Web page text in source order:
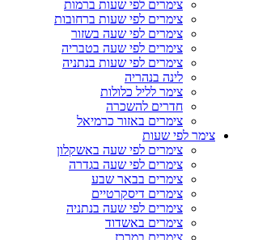
צימרים לפי שעות ברמות
צימרים לפי שעות ברחובות
צימרים לפי שעה בשזור
צימרים לפי שעה בטבריה
צימרים לפי שעות בנתניה
לינה בנהריה
צימר לליל כלולות
חדרים להשכרה
צימרים באזור כרמיאל
צימר לפי שעות
צימרים לפי שעה באשקלון
צימרים לפי שעה בגדרה
צימרים בבאר שבע
צימרים דיסקרטיים
צימרים לפי שעה בנתניה
צימרים באשדוד
צימרים במרכז